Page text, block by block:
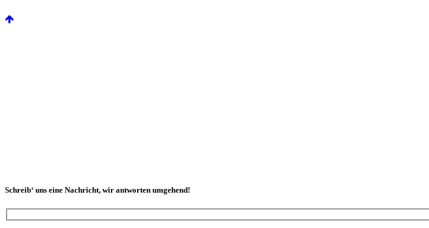
Schreib‘ uns eine Nachricht, wir antworten umgehend!